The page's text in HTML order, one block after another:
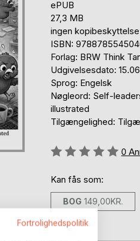
ePUB
27,3 MB
ingen kopibeskyttelse
ISBN:
Forlag: BRW Think
Udgivelsesdato:
Sprog: Engelsk
Nøgleord: Self-
illustrated
Tilgængelighed:
Anmeldelse::
0
Kan fås som:
BOG 149,00KR.
Fortrolighedspolitik